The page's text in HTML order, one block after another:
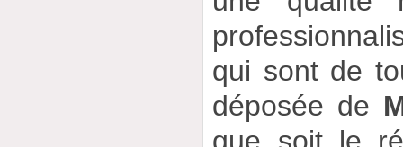
qui sont de
déposée de
que soit le